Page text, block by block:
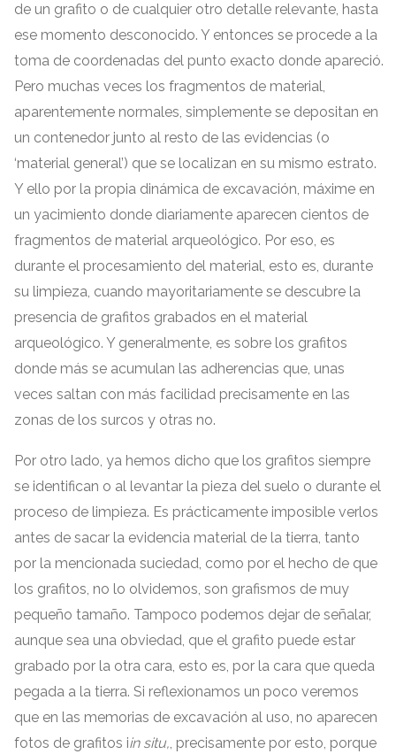
de un grafito o de cualquier otro detalle relevante, hasta
ese momento desconocido. Y entonces se procede a la
toma de coordenadas del punto exacto donde apareció.
Pero muchas veces los fragmentos de material,
aparentemente normales, simplemente se depositan en
un contenedor junto al resto de las evidencias (o
‘material general’) que se localizan en su mismo estrato.
Y ello por la propia dinámica de excavación, máxime en
un yacimiento donde diariamente aparecen cientos de
fragmentos de material arqueológico. Por eso, es
durante el procesamiento del material, esto es, durante
su limpieza, cuando mayoritariamente se descubre la
presencia de grafitos grabados en el material
arqueológico. Y generalmente, es sobre los grafitos
donde más se acumulan las adherencias que, unas
veces saltan con más facilidad precisamente en las
zonas de los surcos y otras no.
Por otro lado, ya hemos dicho que los grafitos siempre
se identifican o al levantar la pieza del suelo o durante el
proceso de limpieza. Es prácticamente imposible verlos
antes de sacar la evidencia material de la tierra, tanto
por la mencionada suciedad, como por el hecho de que
los grafitos, no lo olvidemos, son grafismos de muy
pequeño tamaño. Tampoco podemos dejar de señalar,
aunque sea una obviedad, que el grafito puede estar
grabado por la otra cara, esto es, por la cara que queda
pegada a la tierra. Si reflexionamos un poco veremos
que en las memorias de excavación al uso, no aparecen
fotos de grafitos iin situ,, precisamente por esto, porque